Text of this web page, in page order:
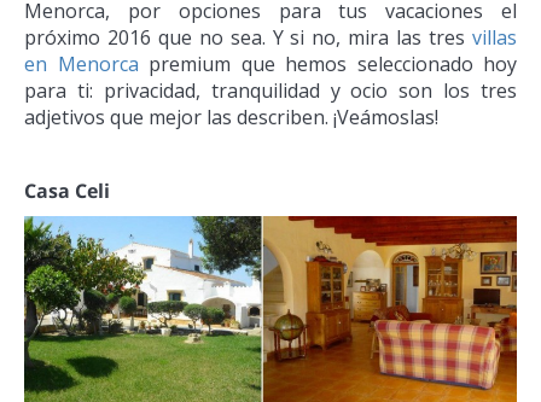
Menorca, por opciones para tus vacaciones el
próximo 2016 que no sea. Y si no, mira las tres villas
en Menorca premium que hemos seleccionado hoy
para ti: privacidad, tranquilidad y ocio son los tres
adjetivos que mejor las describen. ¡Veámoslas!
Casa Celi